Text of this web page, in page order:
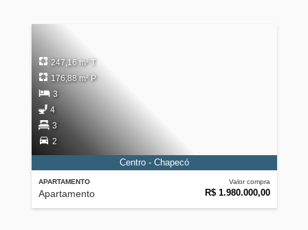
APARTAMENTO
Apartamento
Valor compra
R$ 1.980.000,00
247,16 m² T
176,88 m² P
3
4
3
2
Centro - Chapecó